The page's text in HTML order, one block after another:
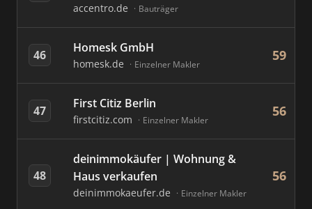
accentro.de Bauträger
46 Homesk GmbH
homesk.de Einzelner Makler
59
47 First Citiz Berlin
firstcitiz.com Einzelner Makler
56
48
deinimmokäufer | Wohnung &
Haus verkaufen
deinimmokaeufer.de Einzelner Makler
56